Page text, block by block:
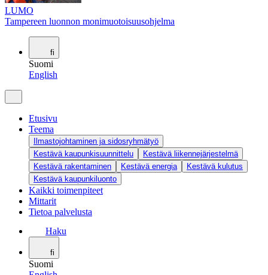
LUMO
Tampereen luonnon monimuotoisuusohjelma
fi
Suomi
English
Etusivu
Teema
Ilmastojohtaminen ja sidosryhmätyö
Kestävä kaupunkisuunnittelu
Kestävä liikennejärjestelmä
Kestävä rakentaminen
Kestävä energia
Kestävä kulutus
Kestävä kaupunkiluonto
Kaikki toimenpiteet
Mittarit
Tietoa palvelusta
Haku
fi
Suomi